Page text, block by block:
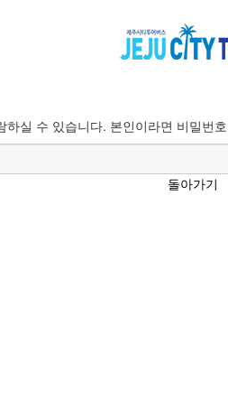
하실 수 있습니다. 본인이라면 비밀번
돌아가기